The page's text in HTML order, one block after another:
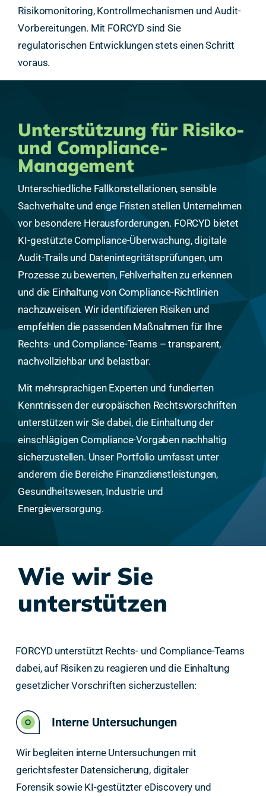
Risikomonitoring, Kontrollmechanismen und Audit-
Vorbereitungen. Mit FORCYD sind Sie
regulatorischen Entwicklungen stets einen Schritt
voraus.
Unterstützung für Risiko-
und Compliance-
Management
Unterschiedliche Fallkonstellationen, sensible
Sachverhalte und enge Fristen stellen Unternehmen
vor besondere Herausforderungen. FORCYD bietet
KI-gestützte Compliance-Überwachung, digitale
Audit-Trails und Datenintegritätsprüfungen, um
Prozesse zu bewerten, Fehlverhalten zu erkennen
und die Einhaltung von Compliance-Richtlinien
nachzuweisen. Wir identifizieren Risiken und
empfehlen die passenden Maßnahmen für Ihre
Rechts- und Compliance-Teams – transparent,
nachvollziehbar und belastbar.
Mit mehrsprachigen Experten und fundierten
Kenntnissen der europäischen Rechtsvorschriften
unterstützen wir Sie dabei, die Einhaltung der
einschlägigen Compliance-Vorgaben nachhaltig
sicherzustellen. Unser Portfolio umfasst unter
anderem die Bereiche Finanzdienstleistungen,
Gesundheitswesen, Industrie und
Energieversorgung.
Wie wir Sie
unterstützen
FORCYD unterstützt Rechts- und Compliance-Teams
dabei, auf Risiken zu reagieren und die Einhaltung
gesetzlicher Vorschriften sicherzustellen:
Interne Untersuchungen
Wir begleiten interne Untersuchungen mit
gerichtsfester Datensicherung, digitaler
Forensik sowie KI-gestützter eDiscovery und